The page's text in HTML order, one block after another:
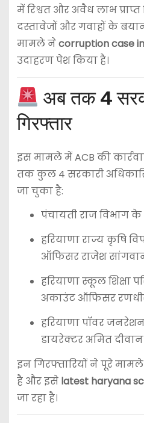
में रिश्वत और अवैध लाभ
दस्तावेजों और गवाहों के
मामले नेcorruption case
उदाहरण पेश किया है।
अब तक 4
गिरफ्तार
इस मामले में ACB की
तक कुल 4 सरकारी
जा चुका है:
पंचायती राज विभाग
हरियाणा राज्य कृषि
ऑफिसर राजेश
हरियाणा स्कूल शिक्षा
अकाउंट ऑफिसर
हरियाणा पॉवर
डायरेक्टर अमित दीवान
इन गिरफ्तारियों ने पूरे
है और इसे latest haryana
जा रहा है।